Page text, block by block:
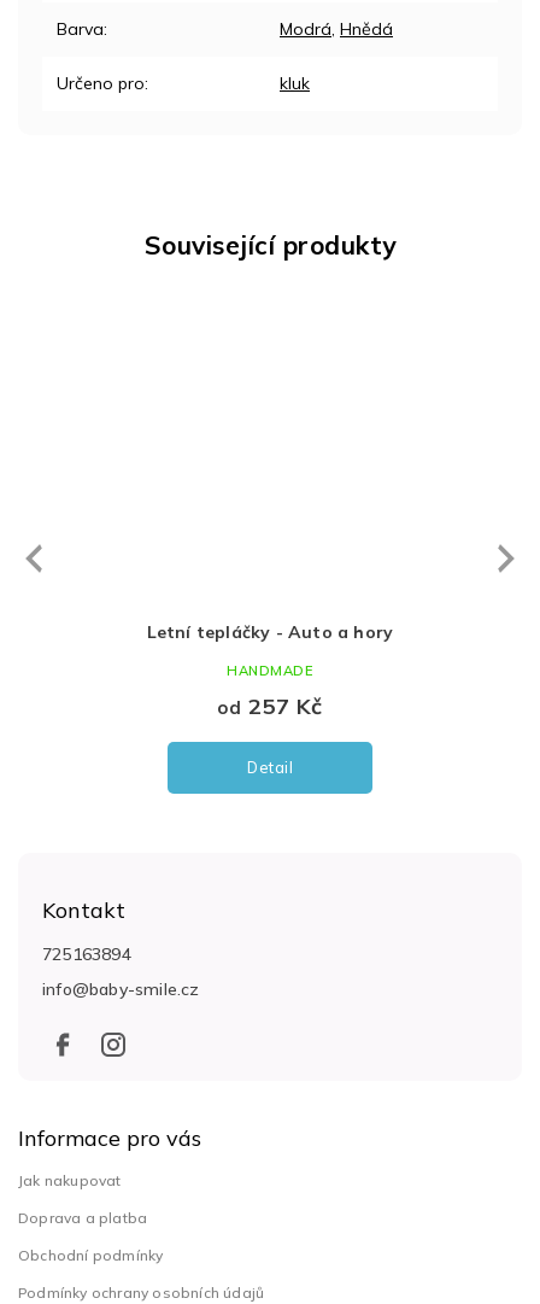
Související produkty
Letní tepláčky - Auto a hory
od 257 Kč
Detail
HANDMADE
Next
Barva: Modrá Hnědá
Určeno pro: kluk
Kontakt
info@baby-smile.cz
725163894
Informace pro vás
Jak nakupovat
Doprava a platba
Obchodní podmínky
Podmínky ochrany osobních údajů